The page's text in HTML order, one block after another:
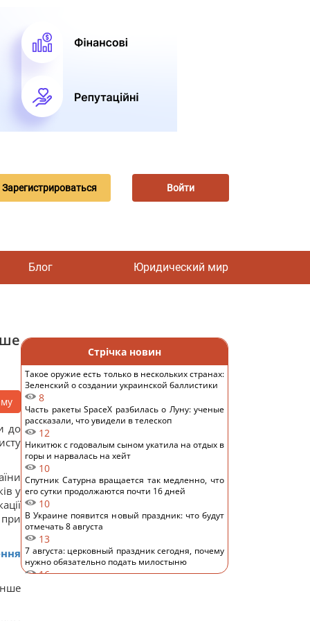
Зарегистрироваться Войти
Блог Юридический мир
до
у
Стрічка новин
Такое оружие есть только в нескольких странах:
Зеленский о создании украинской баллистики
8
Часть ракеты SpaceX разбилась о Луну: ученые
рассказали, что увидели в телескоп
12
Никитюк с годовалым сыном укатила на отдых в
горы и нарвалась на хейт
10
Спутник Сатурна вращается так медленно, что
его сутки продолжаются почти 16 дней
10
В Украине появится новый праздник: что будут
отмечать 8 августа
13
7 августа: церковный праздник сегодня, почему
нужно обязательно подать милостыню
16